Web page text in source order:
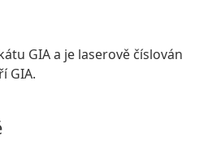
GIA a je laserově číslován
GIA.